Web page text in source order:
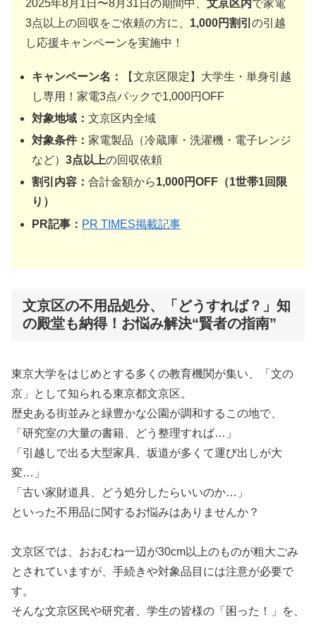
2025年8月1日〜8月31日の期間中、 文京区内で家電
3点以上の回収をご依頼の方に、 1,000円割引 の引越
し応援キャンペーンを実施中！
キャンペーン名：
【文京区限定】大学生・単身引越
し専用！家電3点パックで1,000円OFF
対象地域：文京区内全域
対象条件：家電製品（冷蔵庫・洗濯機・電子レンジ
など）3点以上の回収依頼
割引内容：合計金額から1,000円OFF（1世帯1回限
り）
PR記事： PR TIMES掲載記事
文京区の不用品処分、「どうすれば？」知
の殿堂も納得！お悩み解決“賢者の指南”
東京大学をはじめとする多くの教育機関が集い、「文の
京」として知られる東京都文京区。
歴史ある街並みと緑豊かな公園が調和するこの地で、
「研究室の大量の書籍、どう整理すれば…」
「引越しで出る大型家具、坂道が多くて運び出しが大
変…」
「古い家財道具、どう処分したらいいのか…」
といった不用品に関するお悩みはありませんか？
文京区では、おおむね一辺が30cm以上のものが粗大ごみ
とされていますが、手続きや対象品目には注意が必要で
す。
そんな文京区民や研究者、学生の皆様の「困った！」を、